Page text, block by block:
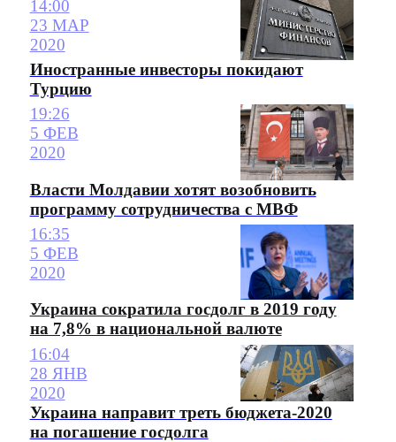
14:00
23 МАР
2020
Иностранные инвесторы покидают
Турцию
19:26
5 ФЕВ
2020
Власти Молдавии хотят возобновить
программу сотрудничества с МВФ
16:35
5 ФЕВ
2020
Украина сократила госдолг в 2019 году
на 7,8% в национальной валюте
16:04
28 ЯНВ
2020
Украина направит треть бюджета-2020
на погашение госдолга